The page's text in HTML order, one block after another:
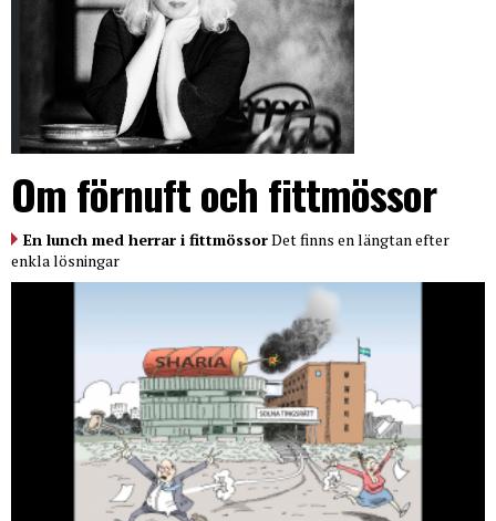
Om förnuft och fittmössor
En lunch med herrar i fittmössorDet finns en längtan efter
enkla lösningar